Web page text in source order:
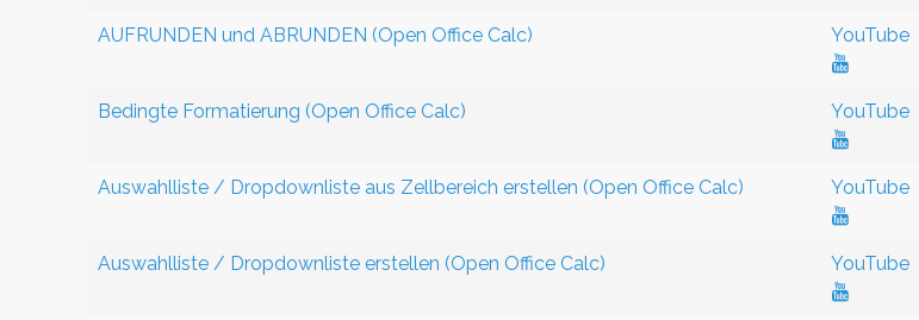
AUFRUNDEN und ABRUNDEN (Open Office Calc) YouTube
Bedingte Formatierung (Open Office Calc) YouTube
Auswahlliste / Dropdownliste aus Zellbereich erstellen (Open Office Calc) YouTube
Auswahlliste / Dropdownliste erstellen (Open Office Calc) YouTube